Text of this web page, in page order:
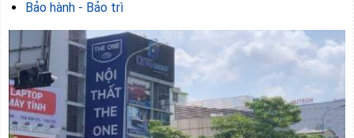
Bảo hành - Bảo trì